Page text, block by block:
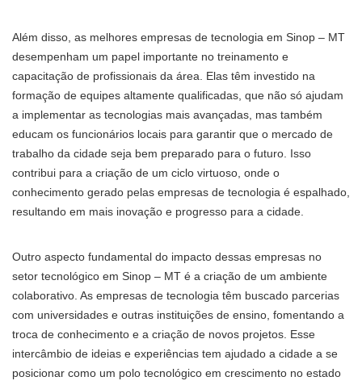
Além disso, as melhores empresas de tecnologia em Sinop – MT
desempenham um papel importante no treinamento e
capacitação de profissionais da área. Elas têm investido na
formação de equipes altamente qualificadas, que não só ajudam
a implementar as tecnologias mais avançadas, mas também
educam os funcionários locais para garantir que o mercado de
trabalho da cidade seja bem preparado para o futuro. Isso
contribui para a criação de um ciclo virtuoso, onde o
conhecimento gerado pelas empresas de tecnologia é espalhado,
resultando em mais inovação e progresso para a cidade.
Outro aspecto fundamental do impacto dessas empresas no
setor tecnológico em Sinop – MT é a criação de um ambiente
colaborativo. As empresas de tecnologia têm buscado parcerias
com universidades e outras instituições de ensino, fomentando a
troca de conhecimento e a criação de novos projetos. Esse
intercâmbio de ideias e experiências tem ajudado a cidade a se
posicionar como um polo tecnológico em crescimento no estado